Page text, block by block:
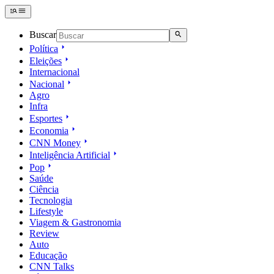
Buscar
Política
Eleições
Internacional
Nacional
Agro
Infra
Esportes
Economia
CNN Money
Inteligência Artificial
Pop
Saúde
Ciência
Tecnologia
Lifestyle
Viagem & Gastronomia
Review
Auto
Educação
CNN Talks